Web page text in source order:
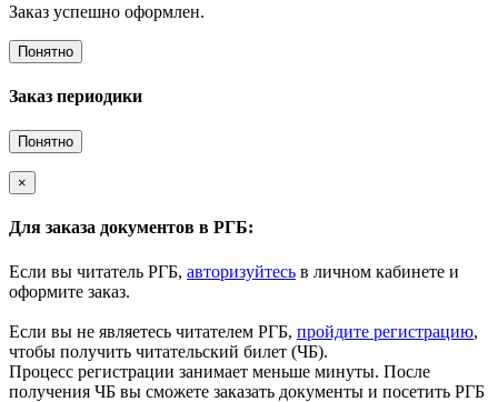
Заказ успешно оформлен.
Понятно
Заказ периодики
Понятно
×
Для заказа документов в РГБ:
Если вы читатель РГБ, авторизуйтесь в личном кабинете и
оформите заказ.
Если вы не являетесь читателем РГБ, пройдите регистрацию,
чтобы получить читательский билет (ЧБ).
Процесс регистрации занимает меньше минуты. После
получения ЧБ вы сможете заказать документы и посетить РГБ